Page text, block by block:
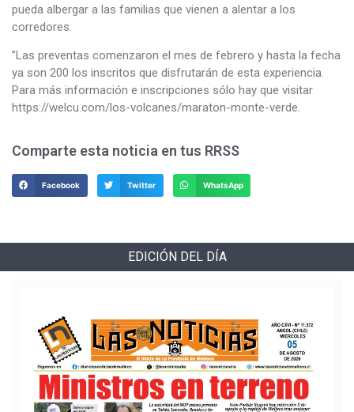
pueda albergar a las familias que vienen a alentar a los
corredores.
”Las preventas comenzaron el mes de febrero y hasta la fecha
ya son 200 los inscritos que disfrutarán de esta experiencia.
Para más información e inscripciones sólo hay que visitar
https://welcu.com/los-volcanes/maraton-monte-verde.
Comparte esta noticia en tus RRSS
Facebook Twitter WhatsApp
EDICIÓN DEL DÍA